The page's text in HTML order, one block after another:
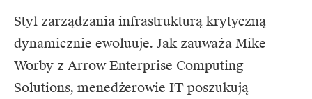
Styl zarządzania infrastrukturą krytyczną
dynamicznie ewoluuje. Jak zauważa Mike
Worby z Arrow Enterprise Computing
Solutions, menedżerowie IT poszukują